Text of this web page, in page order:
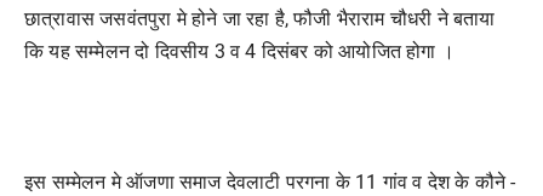
छात्रावास जसवंतपुरा मे होने जा रहा है, फौजी भैराराम चौधरी ने बताया
कि यह सम्मेलन दो दिवसीय 3 व 4 दिसंबर को आयोजित होगा ।
इस सम्मेलन मे ऑजणा समाज देवलाटी परगना के 11 गांव व देश के कौने -